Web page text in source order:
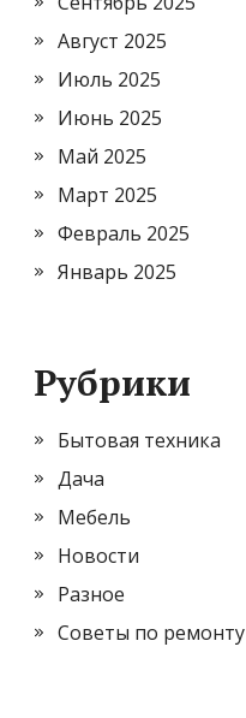
Август 2025
Июль 2025
Июнь 2025
Май 2025
Март 2025
Февраль 2025
Январь 2025
Рубрики
Бытовая техника
Дача
Мебель
Новости
Разное
Советы по ремонту